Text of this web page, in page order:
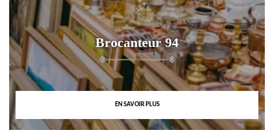
Brocanteur 94
EN SAVOIR PLUS